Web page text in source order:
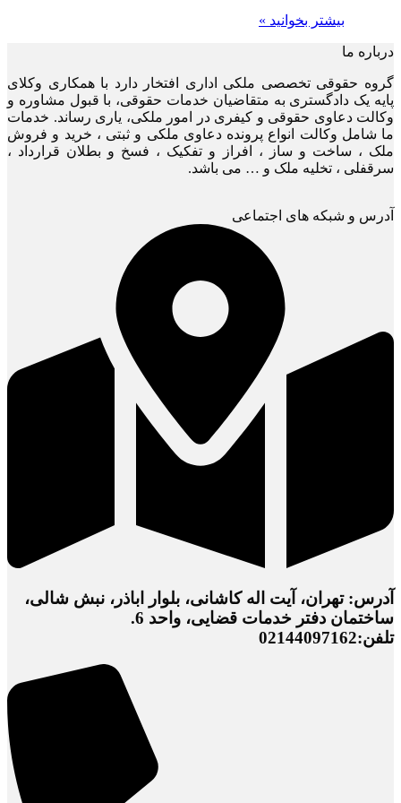
بیشتر بخوانید »
درباره ما
گروه حقوقی تخصصی ملکی اداری افتخار دارد با همکاری وکلای
پایه یک دادگستری به متقاضیان خدمات حقوقی، با قبول مشاوره و
وکالت دعاوی حقوقی و کیفری در امور ملکی، یاری رساند. خدمات
ما شامل وکالت انواع پرونده دعاوی ملکی و ثبتی ، خرید و فروش
ملک ، ساخت و ساز ، افراز و تفکیک ، فسخ و بطلان قرارداد ،
سرقفلی ، تخلیه ملک و … می باشد.
آدرس و شبکه های اجتماعی
آدرس: تهران، آیت اله کاشانی، بلوار اباذر، نبش شالی،
ساختمان دفتر خدمات قضایی، واحد 6.
تلفن:02144097162